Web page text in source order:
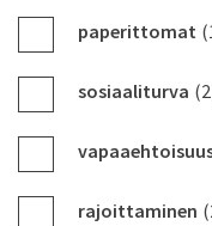
paperittomat
sosiaaliturva
rajoittaminen